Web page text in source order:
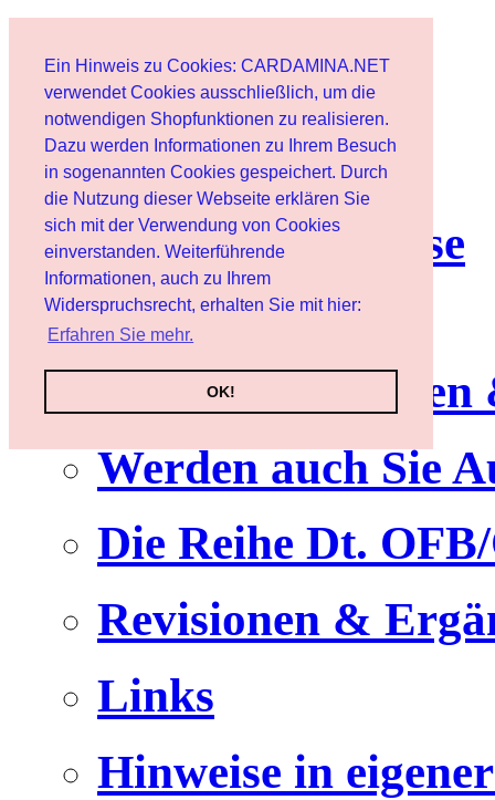
Ein Hinweis zu Cookies: CARDAMINA.NET
verwendet Cookies ausschließlich, um die
notwendigen Shopfunktionen zu realisieren.
Dazu werden Informationen zu Ihrem Besuch
in sogenannten Cookies gespeichert. Durch
die Nutzung dieser Webseite erklären Sie
sich mit der Verwendung von Cookies
einverstanden. Weiterführende
Informationen, auch zu Ihrem
Widerspruchsrecht, erhalten Sie mit hier:
Erfahren Sie mehr.
OK!
Benutzer
Newsletter
Nutzungshinweise
Service
Werden auch Sie
Die Reihe Dt.
Revisionen &
Links
Hinweise in